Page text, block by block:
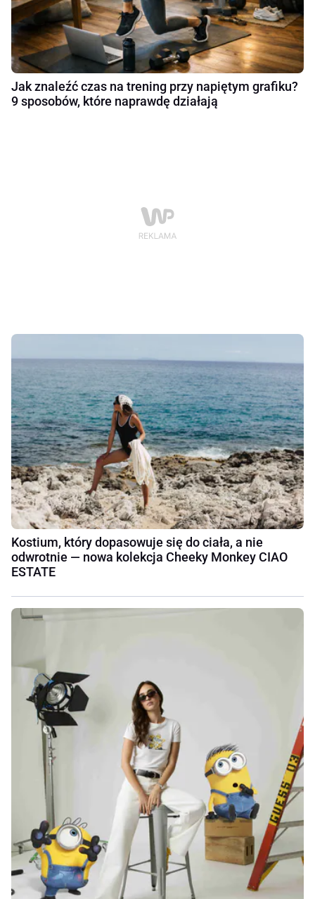
Jak znaleźć czas na trening przy napiętym grafiku?
9 sposobów, które naprawdę działają
Kostium, który dopasowuje się do ciała, a nie
odwrotnie — nowa kolekcja Cheeky Monkey CIAO
ESTATE